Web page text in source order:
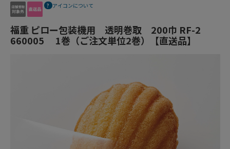
アイコンについて
福重 ピロー包装機用 透明巻取 200巾 RF-2
660005 1巻（ご注文単位2巻）【直送品】